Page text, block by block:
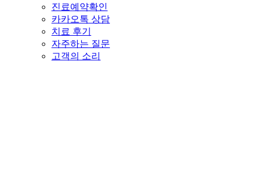
진료예약확인
카카오톡 상담
치료 후기
자주하는 질문
고객의 소리